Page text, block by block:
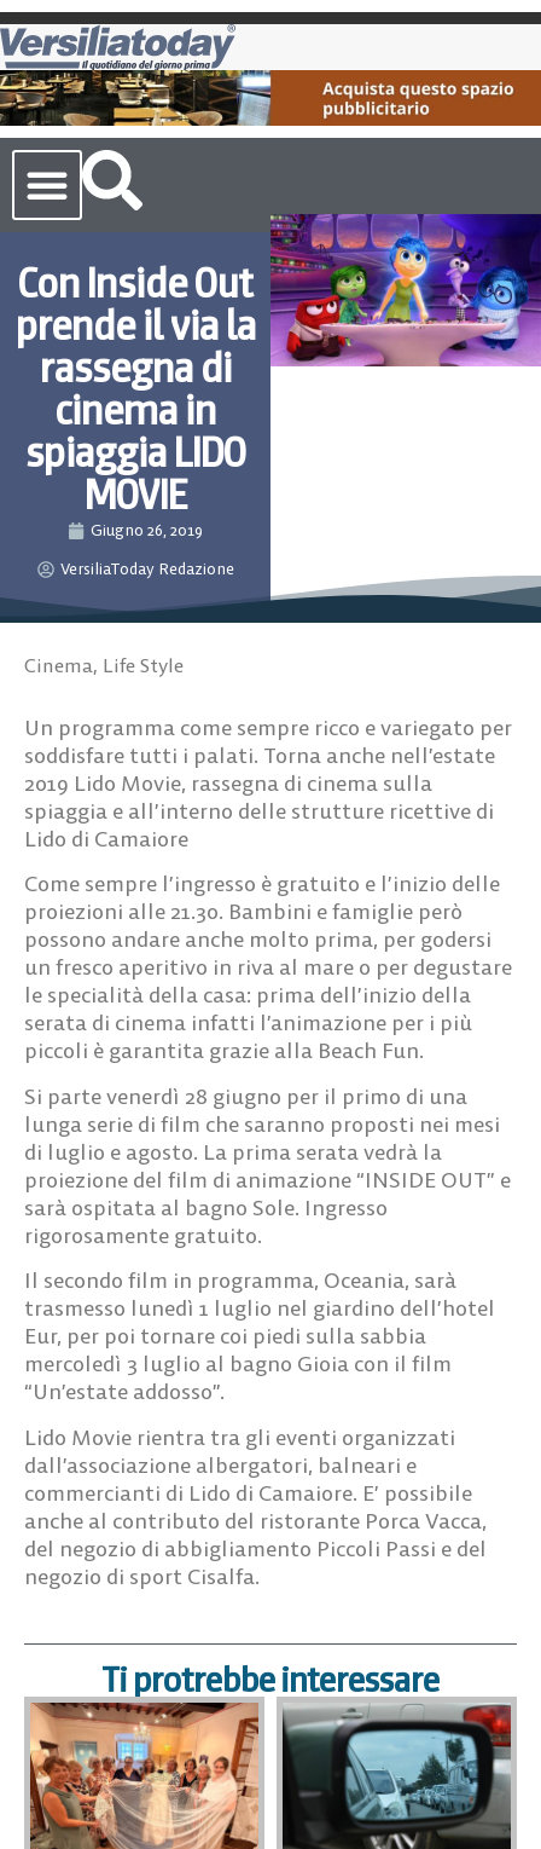
Con Inside Out
prende il via la
rassegna di
cinema in
spiaggia LIDO
MOVIE
Giugno 26, 2019
VersiliaToday Redazione
Cinema, Life Style
Un programma come sempre ricco e variegato per
soddisfare tutti i palati. Torna anche nell’estate
2019 Lido Movie, rassegna di cinema sulla
spiaggia e all’interno delle strutture ricettive di
Lido di Camaiore
Come sempre l’ingresso è gratuito e l’inizio delle
proiezioni alle 21.30. Bambini e famiglie però
possono andare anche molto prima, per godersi
un fresco aperitivo in riva al mare o per degustare
le specialità della casa: prima dell’inizio della
serata di cinema infatti l’animazione per i più
piccoli è garantita grazie alla Beach Fun.
Si parte venerdì 28 giugno per il primo di una
lunga serie di film che saranno proposti nei mesi
di luglio e agosto. La prima serata vedrà la
proiezione del film di animazione “INSIDE OUT” e
sarà ospitata al bagno Sole. Ingresso
rigorosamente gratuito.
Il secondo film in programma, Oceania, sarà
trasmesso lunedì 1 luglio nel giardino dell’hotel
Eur, per poi tornare coi piedi sulla sabbia
mercoledì 3 luglio al bagno Gioia con il film
“Un’estate addosso”.
Lido Movie rientra tra gli eventi organizzati
dall’associazione albergatori, balneari e
commercianti di Lido di Camaiore. E’ possibile
anche al contributo del ristorante Porca Vacca,
del negozio di abbigliamento Piccoli Passi e del
negozio di sport Cisalfa.
Ti protrebbe interessare